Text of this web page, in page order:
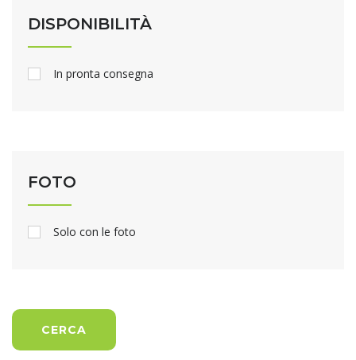
DISPONIBILITÀ
In pronta consegna
FOTO
Solo con le foto
CERCA